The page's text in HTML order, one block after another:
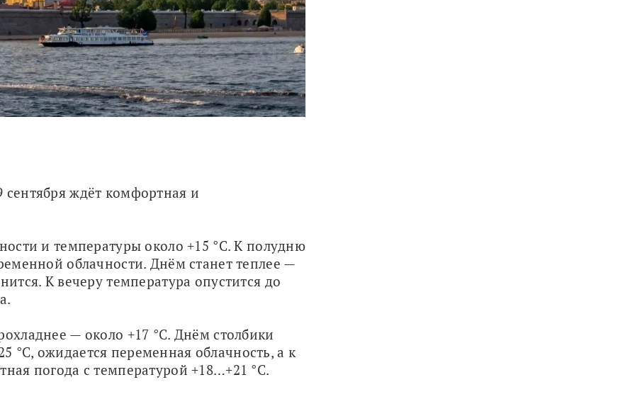
ждёт комфортная и
и температуры около +15 °C. К полудню
облачности. Днём станет теплее —
К вечеру температура опустится до
— около +17 °C. Днём столбики
°C, ожидается переменная облачность, а к
погода с температурой +18…+21 °C.